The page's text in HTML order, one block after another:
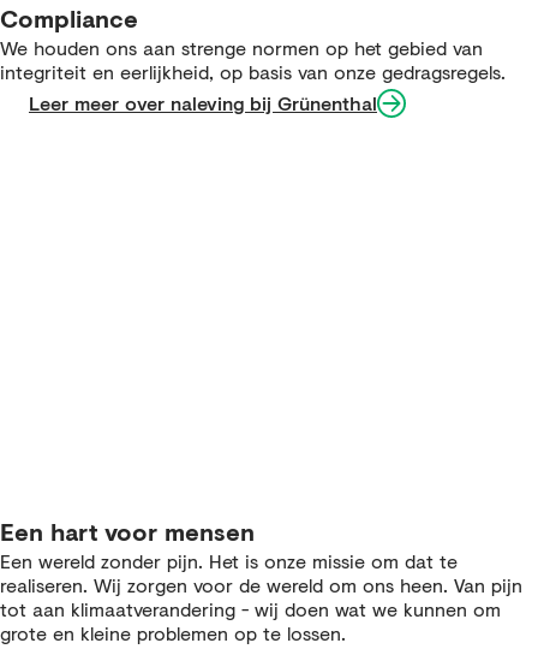
Compliance
We houden ons aan strenge normen op het gebied van
integriteit en eerlijkheid, op basis van onze gedragsregels.
Leer meer over naleving bij Grünenthal
Een hart voor mensen
Een wereld zonder pijn. Het is onze missie om dat te
realiseren. Wij zorgen voor de wereld om ons heen. Van pijn
tot aan klimaatverandering - wij doen wat we kunnen om
grote en kleine problemen op te lossen.